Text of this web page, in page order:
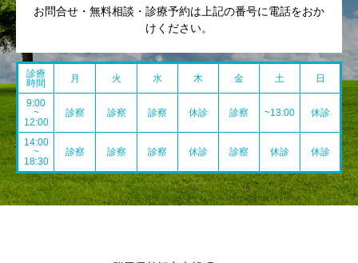
お問合せ・無料相談・診療予約は上記の番号に電話をおか
けください。
診療
時間
月 火 水 木 金 土 日
9:00
~
12:00
診察 診察 診察 休診 診察 ~13:00 休診
14:00
~
18:30
診察 診察 診察 休診 診察 休診 休診